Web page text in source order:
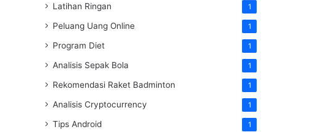
Latihan Ringan 1
Peluang Uang Online 1
Program Diet 1
Analisis Sepak Bola 1
Rekomendasi Raket Badminton 1
Analisis Cryptocurrency 1
Tips Android 1